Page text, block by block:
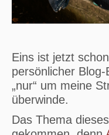
Eins ist jetzt
persönlicher
„nur“ um meine
überwinde.
Das Thema